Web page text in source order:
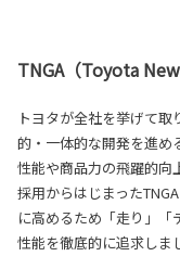
TNGA（Toyota
トヨタが全社を挙げて
的・一体的な開発を進め
性能や商品力の飛躍的向
採用からはじまった
に高めるため「走り」「
性能を徹底的に追求しま